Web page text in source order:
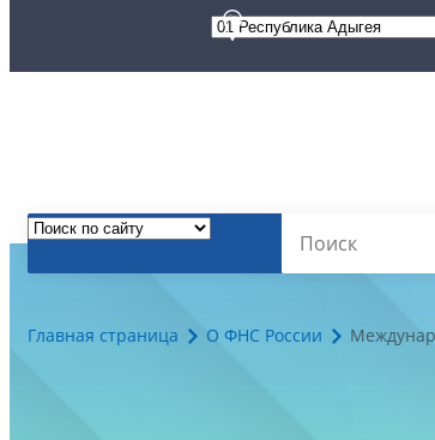
Главная страница О ФНС России